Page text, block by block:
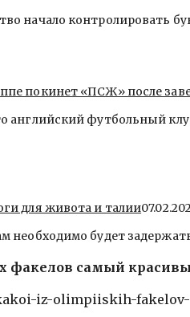
начало контролировать
покинет «ПСЖ» после
английский футбольный
для живота и талии
необходимо будет
факелов самый
iz-olimpiiskih-